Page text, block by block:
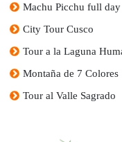
Machu Picchu full day
City Tour Cusco
Tour a la Laguna
Montaña de 7 Colores
Tour al Valle Sagrado